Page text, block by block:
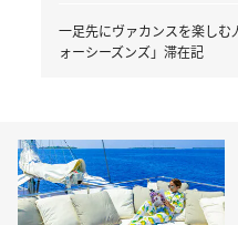
一足先にヴァカンスを楽しむ
ォーシーズンズ」滞在記